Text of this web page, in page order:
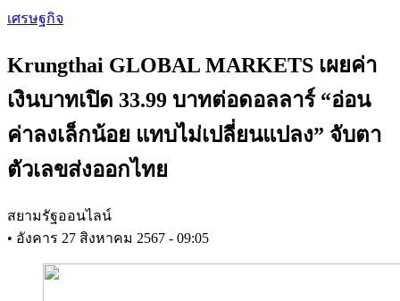
Skip
content
เศรษฐกิจ
Krungthai GLOBAL MARKETS เผยค่า
เงินบาทเปิด 33.99 บาทต่อดอลลาร์ “อ่อน
ค่าลงเล็กน้อย แทบไม่เปลี่ยนแปลง” จับตา
ตัวเลขส่งออกไทย
สยามรัฐออนไลน์
• อังคาร 27 สิงหาคม 2567 - 09:05